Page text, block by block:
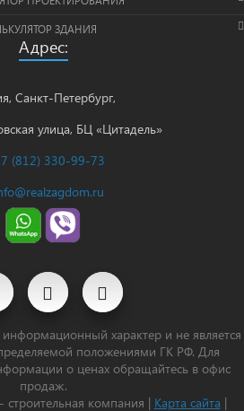
ЗДАНИЯ
Адрес:
Санкт-Петербург,
улица, БЦ «Цитадель»
(812) 330-99-73
характер и не является
положениями ГК РФ. Для
о ценах обращайтесь в офис
продаж.
компания | Карта сайта |